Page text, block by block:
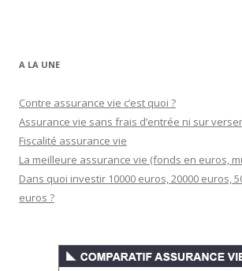
A LA UNE
Contre assurance vie c’est quoi ?
Assurance vie sans frais d’entrée ni sur
Fiscalité assurance vie
La meilleure assurance vie (fonds en euros,
Dans quoi investir 10000 euros, 20000 euros,
euros ?